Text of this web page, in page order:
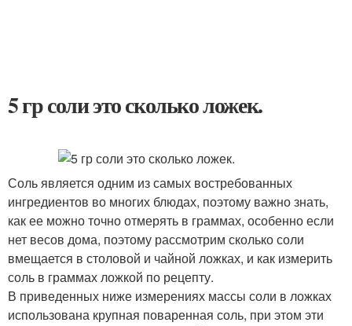
5 гр соли это сколько ложек.
Соль является одним из самых востребованных
ингредиентов во многих блюдах, поэтому важно знать,
как ее можно точно отмерять в граммах, особенно если
нет весов дома, поэтому рассмотрим сколько соли
вмещается в столовой и чайной ложках, и как измерить
соль в граммах ложкой по рецепту.
В приведенных ниже измерениях массы соли в ложках
использована крупная поваренная соль, при этом эти